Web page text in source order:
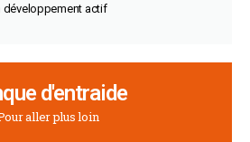
développement actif
d'entraide
aller plus loin